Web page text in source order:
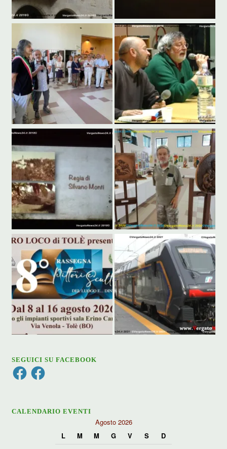
SEGUICI SU FACEBOOK
FacebookFacebook
CALENDARIO EVENTI
Agosto 2026
L
M M G V S
D